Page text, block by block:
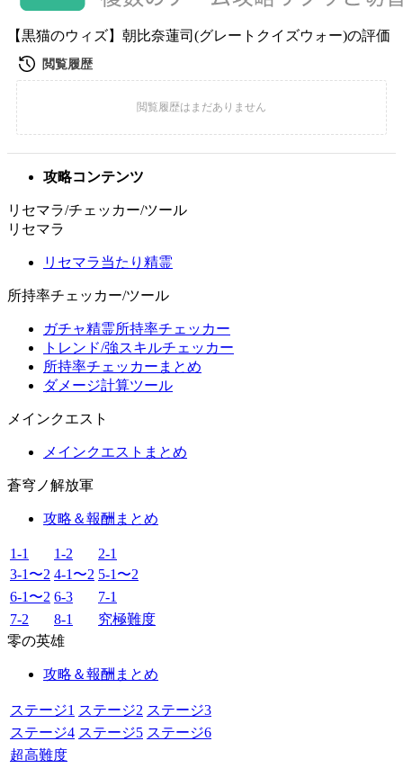
【黒猫のウィズ】朝比奈蓮司(グレートクイズウォー)の評価
攻略コンテンツ
リセマラ/チェッカー/ツール
リセマラ
リセマラ当たり精霊
所持率チェッカー/ツール
ガチャ精霊所持率チェッカー
トレンド/強スキルチェッカー
所持率チェッカーまとめ
ダメージ計算ツール
メインクエスト
メインクエストまとめ
蒼穹ノ解放軍
攻略＆報酬まとめ
1-1 1-2
2-1
3-1〜2 4-1〜2 5-1〜2
6-1〜2 6-3
7-1
7-2
8-1
究極難度
零の英雄
攻略＆報酬まとめ
ステージ1 ステージ2 ステージ3
ステージ4 ステージ5 ステージ6
超高難度